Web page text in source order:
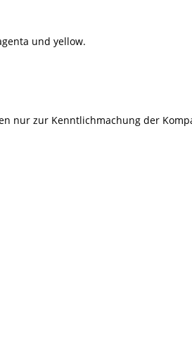
und yellow.
nur zur Kenntlichmachung der